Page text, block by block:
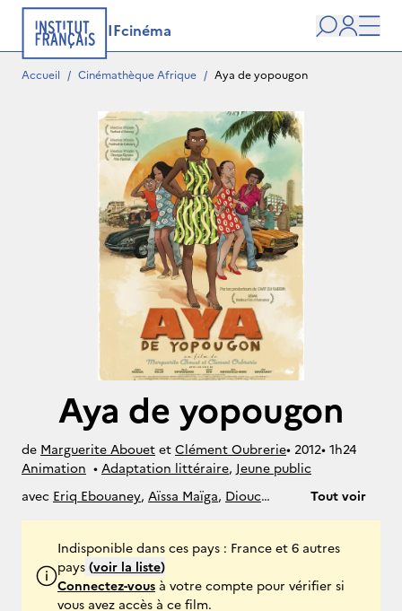
IFcinéma
user
Accueil / Cinémathèque Afrique / Aya de yopougon
Aya de yopougon
de Marguerite Abouet et Clément Oubrerie• 2012• 1h24
Animation • Adaptation littéraire, Jeune public
avec Eriq Ebouaney, Aïssa Maïga, Diouc
Abossolo-Mbo,Claudia Tagbo,Sabine
Pakora,Jean-Baptiste Anoumon
Corinne Haccandy,François " Jack " Mobio ,
Tout voir
Indisponible dans ces pays : France et 6 autres
pays (voir la liste)
Connectez-vous à votre compte pour vérifier si
vous avez accès à ce film.